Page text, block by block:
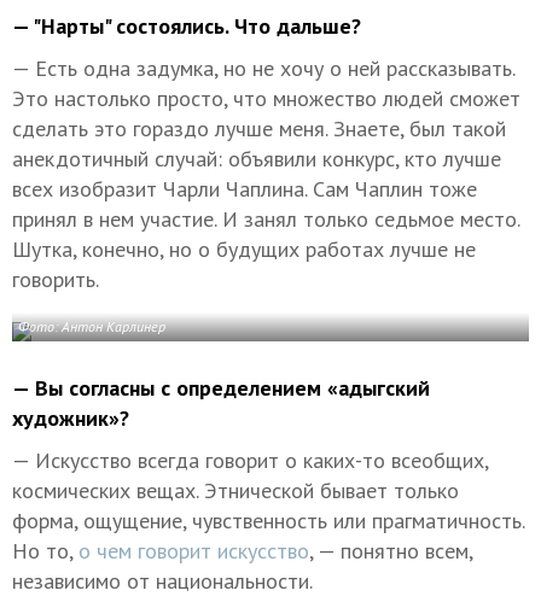
— "Нарты" состоялись. Что дальше?
— Есть одна задумка, но не хочу о ней рассказывать.
Это настолько просто, что множество людей сможет
сделать это гораздо лучше меня. Знаете, был такой
анекдотичный случай: объявили конкурс, кто лучше
всех изобразит Чарли Чаплина. Сам Чаплин тоже
принял в нем участие. И занял только седьмое место.
Шутка, конечно, но о будущих работах лучше не
говорить.
Фото: Антон Карлинер
— Вы согласны с определением «адыгский
художник»?
— Искусство всегда говорит о каких-то всеобщих,
космических вещах. Этнической бывает только
форма, ощущение, чувственность или прагматичность.
Но то, о чем говорит искусство, — понятно всем,
независимо от национальности.